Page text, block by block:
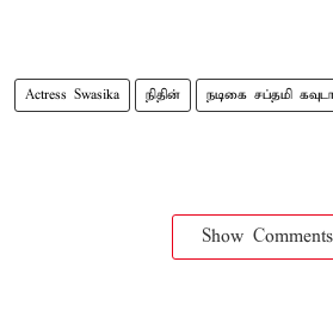
Actress Swasika நிதின் நடிகை சப்தமி
Show Comments